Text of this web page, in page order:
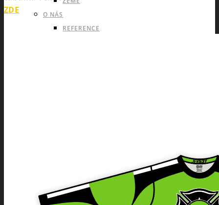
O NÁS
REFERENCE
ESHOP53
ZDE